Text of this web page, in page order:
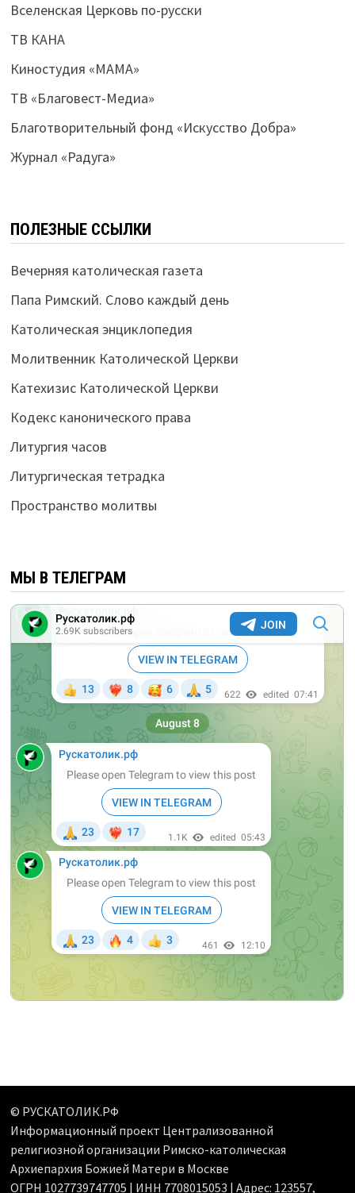
Вселенская Церковь по-русски
ТВ КАНА
Киностудия «МАМА»
ТВ «Благовест-Медиа»
Благотворительный фонд «Искусство Добра»
Журнал «Радуга»
ПОЛЕЗНЫЕ ССЫЛКИ
Вечерняя католическая газета
Папа Римский. Слово каждый день
Католическая энциклопедия
Молитвенник Католической Церкви
Катехизис Католической Церкви
Кодекс канонического права
Литургия часов
Литургическая тетрадка
Пространство молитвы
МЫ В ТЕЛЕГРАМ
© РУСКАТОЛИК.РФ
Информационный проект Централизованной
религиозной организации Римско-католическая
Архиепархия Божией Матери в Москве
ОГРН 1027739747705 | ИНН 7708015053 | Адрес: 123557,